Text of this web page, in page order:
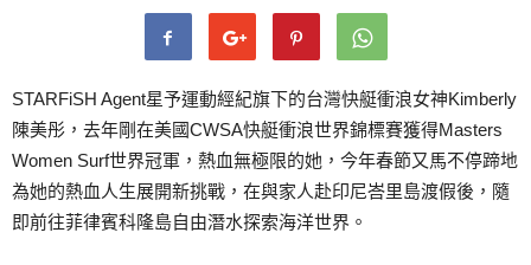
STARFiSH Agent星予運動經紀旗下的台灣快艇衝浪女神Kimberly
陳美彤，去年剛在美國CWSA快艇衝浪世界錦標賽獲得Masters
Women Surf世界冠軍，熱血無極限的她，今年春節又馬不停蹄地
為她的熱血人生展開新挑戰，在與家人赴印尼峇里島渡假後，隨
即前往菲律賓科隆島自由潛水探索海洋世界。